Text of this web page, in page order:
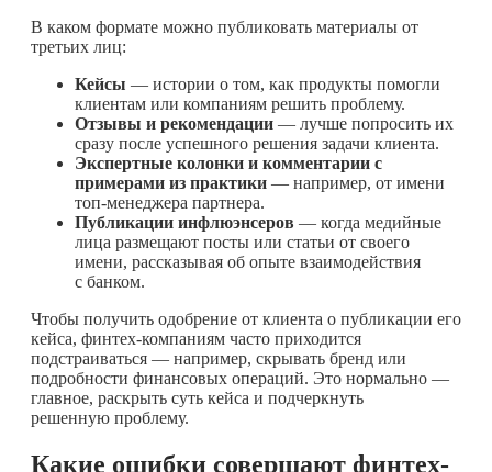
В каком формате можно публиковать материалы от
третьих лиц:
Кейсы — истории о том, как продукты помогли
клиентам или компаниям решить проблему.
Отзывы и рекомендации — лучше попросить их
сразу после успешного решения задачи клиента.
Экспертные колонки и комментарии с
примерами из практики — например, от имени
топ-менеджера партнера.
Публикации инфлюэнсеров — когда медийные
лица размещают посты или статьи от своего
имени, рассказывая об опыте взаимодействия
с банком.
Чтобы получить одобрение от клиента о публикации его
кейса, финтех-компаниям часто приходится
подстраиваться — например, скрывать бренд или
подробности финансовых операций. Это нормально —
главное, раскрыть суть кейса и подчеркнуть
решенную проблему.
Какие ошибки совершают финтех-